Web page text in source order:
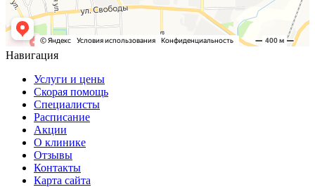
Навигация
Услуги и цены
Скорая помощь
Специалисты
Расписание
Акции
О клинике
Отзывы
Контакты
Карта сайта